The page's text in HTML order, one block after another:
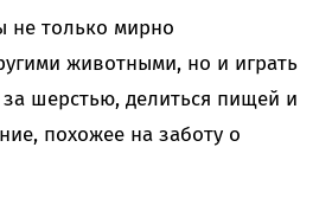
не только мирно
животными, но и играть
шерстью, делиться пищей и
похожее на заботу о